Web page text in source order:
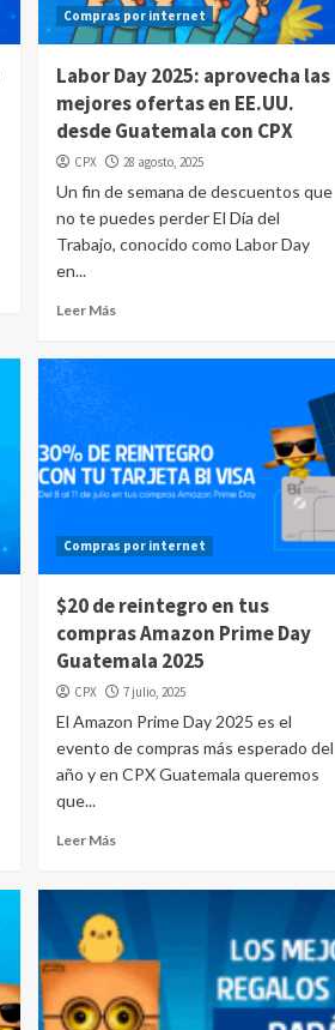
Compras por internet
Labor Day 2025: aprovecha las
mejores ofertas en EE.UU.
desde Guatemala con CPX
CPX 28 agosto, 2025
Un fin de semana de descuentos que
no te puedes perder El Día del
Trabajo, conocido como Labor Day
en...
Leer Más
Compras por internet
$20 de reintegro en tus
compras Amazon Prime Day
Guatemala 2025
CPX 7 julio, 2025
El Amazon Prime Day 2025 es el
evento de compras más esperado del
año y en CPX Guatemala queremos
que...
Leer Más